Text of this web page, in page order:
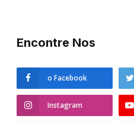
Encontre Nos
o Facebook
Instagram